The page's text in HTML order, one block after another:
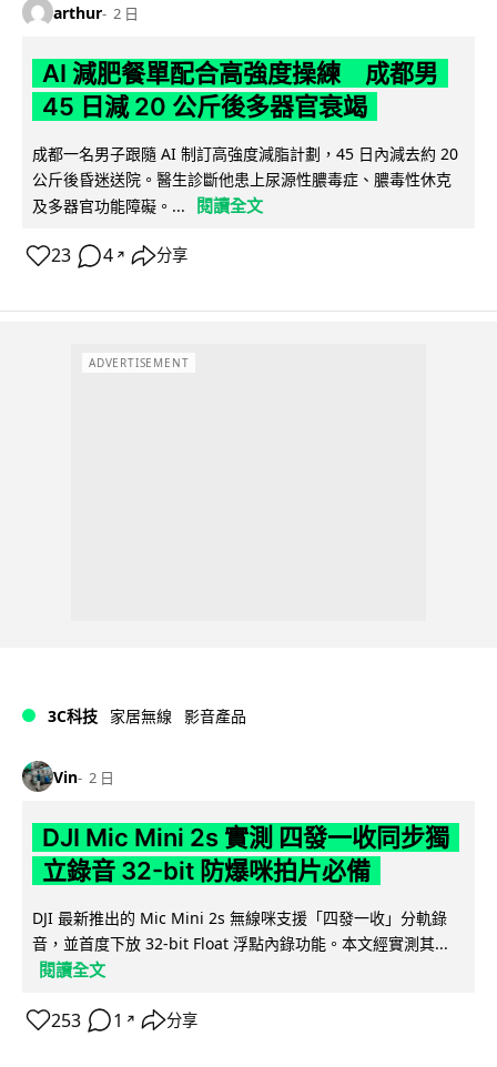
arthur 2 日
AI 減肥餐單配合高強度操練 成都男
45 日減 20 公斤後多器官衰竭
成都一名男子跟隨 AI 制訂高強度減脂計劃，45 日內減去約 20
公斤後昏迷送院。醫生診斷他患上尿源性膿毒症、膿毒性休克
及多器官功能障礙。...
閱讀全文
23 4 ↗ 分享
ADVERTISEMENT
3C科技 家居無線 影音產品
Vin 2 日
DJI Mic Mini 2s 實測 四發一收同步獨
立錄音 32-bit 防爆咪拍片必備
DJI 最新推出的 Mic Mini 2s 無線咪支援「四發一收」分軌錄
音，並首度下放 32-bit Float 浮點內錄功能。本文經實測其...
閱讀全文
253 1 ↗ 分享